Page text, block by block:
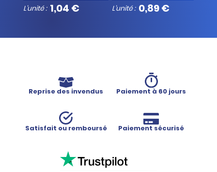
L'unité : 1,04 €
L'unité : 0,89 €
Reprise des invendus Paiement à 60 jours
Satisfait ou remboursé Paiement sécurisé